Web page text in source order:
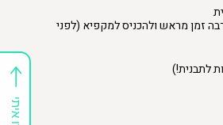
זמן מראש ולהכניס למקפיא (לפני
לתבנית!)